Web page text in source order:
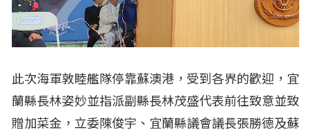
此次海軍敦睦艦隊停靠蘇澳港，受到各界的歡迎，宜
蘭縣長林姿妙並指派副縣長林茂盛代表前往致意並致
贈加菜金，立委陳俊宇、宜蘭縣議會議長張勝德及蘇